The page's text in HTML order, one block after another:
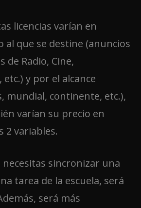
licencias varían en
al que se destine (anuncios
de Radio, Cine,
y por el alcance
mundial, continente, etc.),
varían su precio en
2 variables.
necesitas sincronizar una
tarea de la escuela, será
será más